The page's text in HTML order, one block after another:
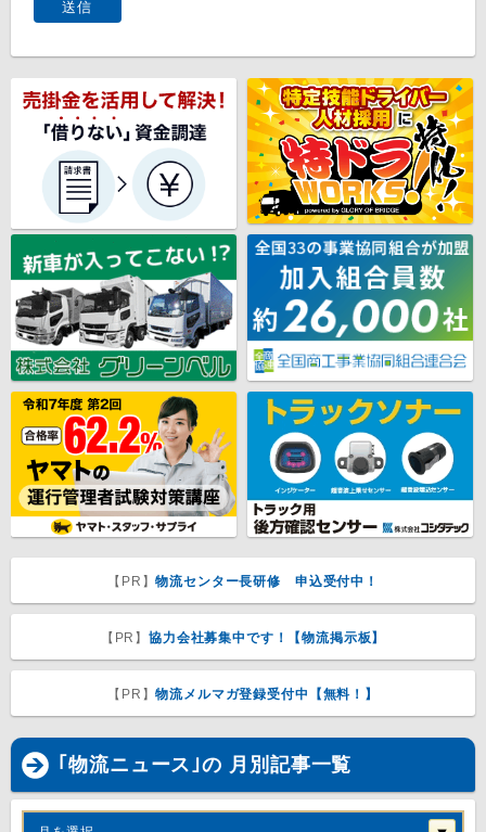
【PR】物流センター長研修 申込受付中！
【PR】協力会社募集中です！【物流掲示板】
【PR】物流メルマガ登録受付中【無料！】
｢物流ニュース｣の 月別記事一覧